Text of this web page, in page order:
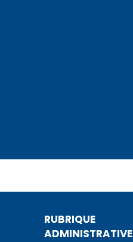
RUBRIQUE
ADMINISTRATIVE